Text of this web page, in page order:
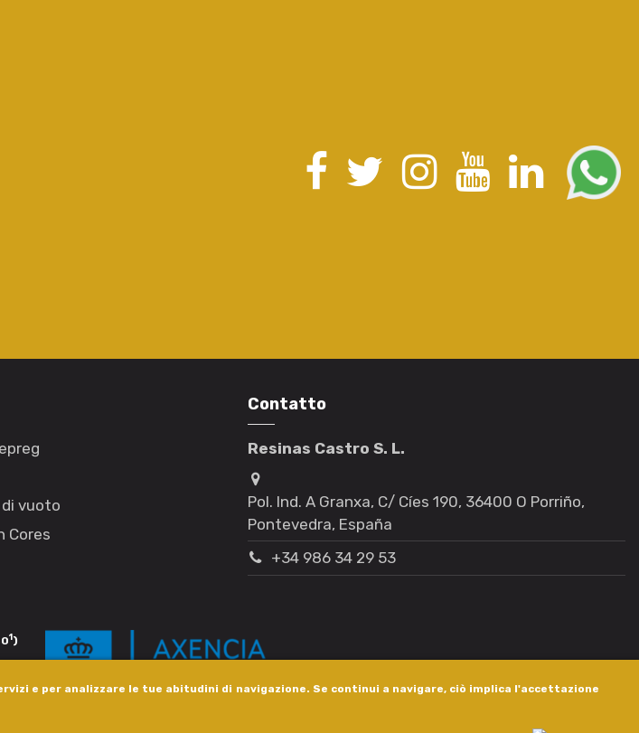
e per analizzare le tue abitudini di navigazione. Se continui a navigare, ciò implica l'accettazione
vuoto
Cores
Contatto
Resinas Castro S. L.
Pol. Ind. A Granxa, C/ Cíes 190, 36400 O Porriño,
Pontevedra, España
+34 986 34 29 53
1 )